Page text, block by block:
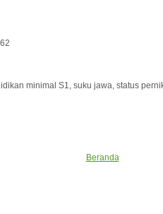
minimal S1, suku jawa, status
Beranda